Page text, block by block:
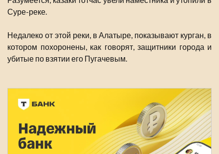
Суре-реке.
Недалеко от этой реки, в Алатыре, показывают курган, в
котором похоронены, как говорят, защитники города и
убитые по взятии его Пугачевым.